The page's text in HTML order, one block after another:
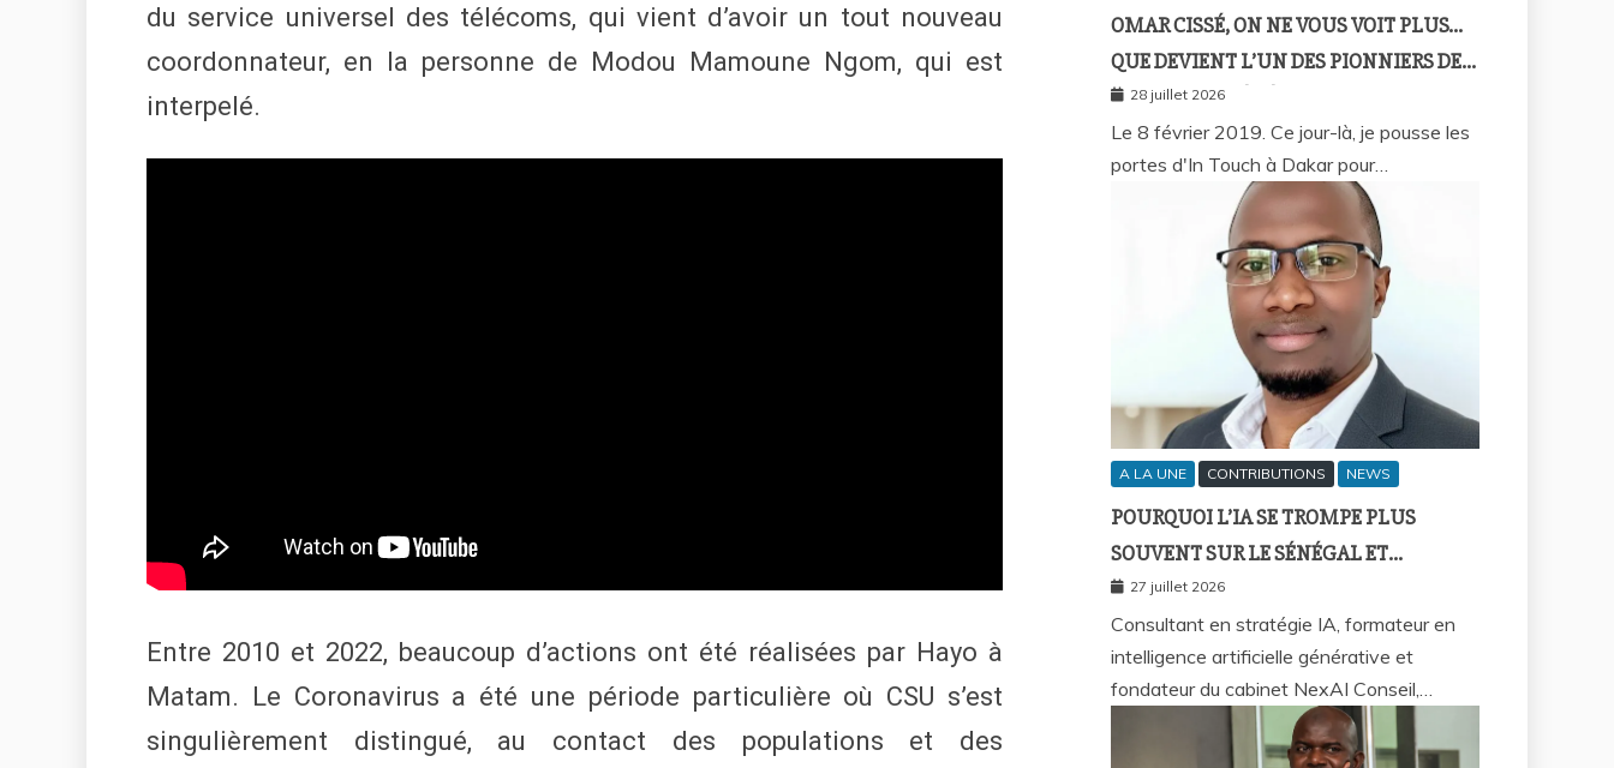
du service universel des télécoms, qui vient d’avoir un tout nouveau
coordonnateur, en la personne de Modou Mamoune Ngom, qui est
interpelé.
Entre 2010 et 2022, beaucoup d’actions ont été réalisées par Hayo à
Matam. Le Coronavirus a été une période particulière où CSU s’est
singulièrement distingué, au contact des populations et des
OMAR CISSÉ, ON NE VOUS VOIT PLUS…
QUE DEVIENT L’UN DES PIONNIERS DE
LA FINTECH SÉNÉGALAISE ?
28 juillet 2026
Le 8 février 2019. Ce jour-là, je pousse les
portes d'In Touch à Dakar pour…
A LA UNE CONTRIBUTIONS NEWS
POURQUOI L’IA SE TROMPE PLUS
SOUVENT SUR LE SÉNÉGAL ET
COMMENT REPRENDRE LA MAIN ?
27 juillet 2026
Consultant en stratégie IA, formateur en
intelligence artificielle générative et
fondateur du cabinet NexAI Conseil,…